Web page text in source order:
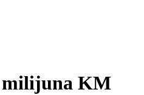
milijuna KM